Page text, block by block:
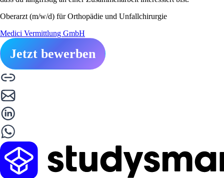
Oberarzt (m/w/d) für Orthopädie und Unfallchirurgie
Medici Vermittlung GmbH
Jetzt bewerben